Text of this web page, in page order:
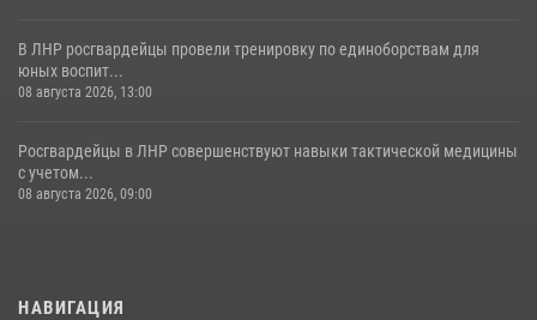
В ЛНР росгвардейцы провели тренировку по единоборствам для
юных воспит...
08 августа 2026, 13:00
Росгвардейцы в ЛНР совершенствуют навыки тактической медицины
с учетом...
08 августа 2026, 09:00
НАВИГАЦИЯ